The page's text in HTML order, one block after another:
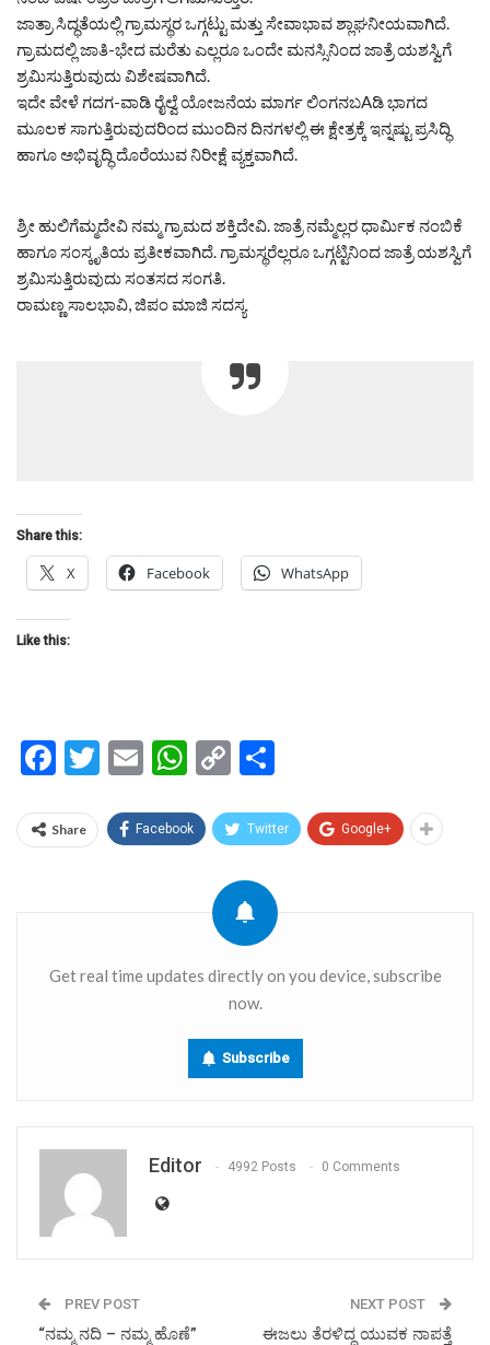
ಜಾತ್ರಾ ಸಿದ್ಧತೆಯಲ್ಲಿ ಗ್ರಾಮಸ್ಥರ ಒಗ್ಗಟ್ಟು ಮತ್ತು ಸೇವಾಭಾವ ಶ್ಲಾಘನೀಯವಾಗಿದೆ.
ಗ್ರಾಮದಲ್ಲಿ ಜಾತಿ-ಭೇದ ಮರೆತು ಎಲ್ಲರೂ ಒಂದೇ ಮನಸ್ಸಿನಿಂದ ಜಾತ್ರೆ ಯಶಸ್ವಿಗೆ
ಶ್ರಮಿಸುತ್ತಿರುವುದು ವಿಶೇಷವಾಗಿದೆ.
ಇದೇ ವೇಳೆ ಗದಗ-ವಾಡಿ ರೈಲ್ವೆ ಯೋಜನೆಯ ಮಾರ್ಗ ಲಿಂಗನಬAಡಿ ಭಾಗದ
ಮೂಲಕ ಸಾಗುತ್ತಿರುವುದರಿಂದ ಮುಂದಿನ ದಿನಗಳಲ್ಲಿ ಈ ಕ್ಷೇತ್ರಕ್ಕೆ ಇನ್ನಷ್ಟು ಪ್ರಸಿದ್ಧಿ
ಹಾಗೂ ಅಭಿವೃದ್ಧಿ ದೊರೆಯುವ ನಿರೀಕ್ಷೆ ವ್ಯಕ್ತವಾಗಿದೆ.
ಶ್ರೀ ಹುಲಿಗೆಮ್ಮದೇವಿ ನಮ್ಮ ಗ್ರಾಮದ ಶಕ್ತಿದೇವಿ. ಜಾತ್ರೆ ನಮ್ಮೆಲ್ಲರ ಧಾರ್ಮಿಕ ನಂಬಿಕೆ
ಹಾಗೂ ಸಂಸ್ಕೃತಿಯ ಪ್ರತೀಕವಾಗಿದೆ. ಗ್ರಾಮಸ್ಥರೆಲ್ಲರೂ ಒಗ್ಗಟ್ಟಿನಿಂದ ಜಾತ್ರೆ ಯಶಸ್ವಿಗೆ
ಶ್ರಮಿಸುತ್ತಿರುವುದು ಸಂತಸದ ಸಂಗತಿ.
ರಾಮಣ್ಣ ಸಾಲಭಾವಿ, ಜಿಪಂ ಮಾಜಿ ಸದಸ್ಯ
Share this:
X Facebook WhatsApp
Like this:
Facebook
Twitter
EmailWhatsApp
Copy
Share Facebook Twitter Google+
Get real time updates directly on you device, subscribe
now.
Subscribe
Editor 4992 Posts 0 Comments
PREV POST
“ನಮ್ಮ ನದಿ – ನಮ್ಮ ಹೊಣೆ”
NEXT POST
ಈಜಲು ತೆರಳಿದ್ದ ಯುವಕ ನಾಪತ್ತೆ